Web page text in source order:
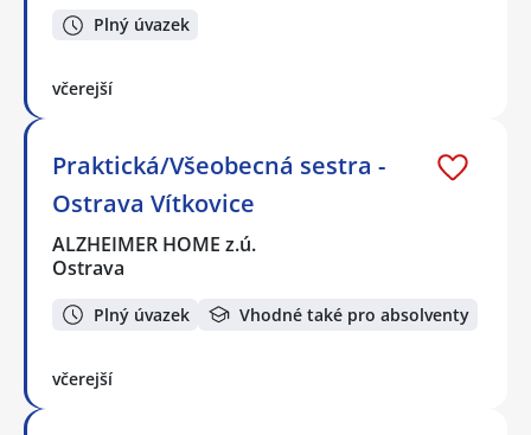
Plný úvazek
včerejší
Praktická/Všeobecná sestra -
Ostrava Vítkovice
ALZHEIMER HOME z.ú.
Ostrava
Plný úvazek Vhodné také pro absolventy
včerejší